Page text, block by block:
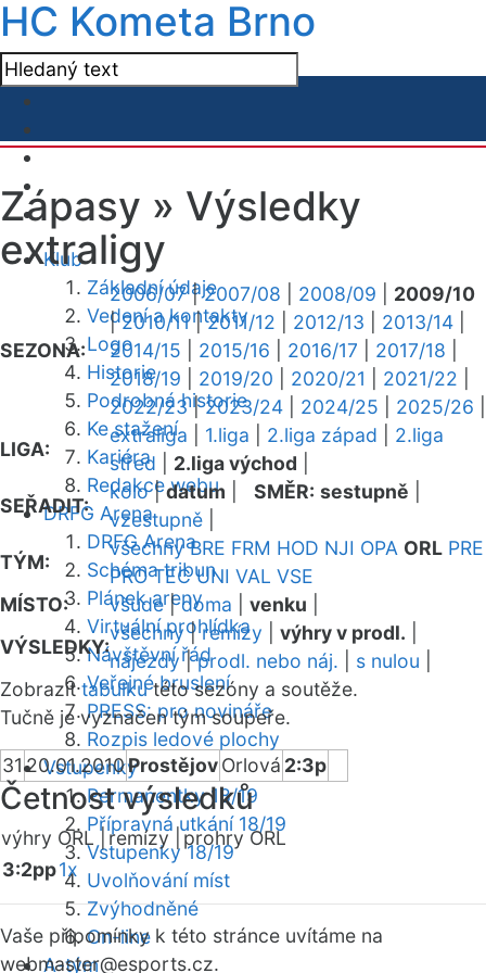
HC Kometa Brno
Klub
Základní údaje
Vedení a kontakty
Logo
Historie
Podrobná historie
Ke stažení
Kariéra
Redakce webu
DRFG Arena
DRFG Arena
Schéma tribun
Plánek areny
Virtuální prohlídka
Návštěvní řád
Veřejné bruslení
PRESS: pro novináře
Rozpis ledové plochy
Vstupenky
Permanentky 18/19
Přípravná utkání 18/19
Vstupenky 18/19
Uvolňování míst
Zvýhodněné
On-line
A-tým
Zápasy » Výsledky
extraligy
SEZONA:
2006/07|2007/08 2008/09
2009/10
|2010/11|2011/12 2012/13 2013/14
2014/15
2015/16 2016/17 2017/18
2018/19
2019/20 2020/21 2021/22
2022/23|2023/24 2024/25 2025/26
LIGA:
extraliga 1.liga 2.liga západ
2.liga
střed
2.liga východ
SEŘADIT:
kolo|datum SMĚR: sestupně
vzestupně
TÝM:
všechny BRE FRM HOD NJI OPA ORL PRE
PRO TEC UNI VAL VSE
MÍSTO:
všude|doma venku
VÝSLEDKY:
všechny|remízy výhry v prodl.
nájezdy|prodl. nebo náj. s nulou
Zobrazittabulkutéto sezóny a soutěže.
Tučně je vyznačen tým soupeře.
31 20.01.2010ProstějovOrlová 2:3p
Četnost výsledků
výhry ORL | remízy | prohry ORL
3:2pp1x
Vaše připomínky k této stránce uvítáme na
webmaster@esports.cz.